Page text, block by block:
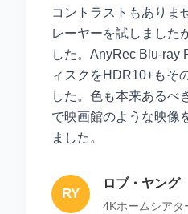
コントラストもありま
レーヤーを試しました
した。AnyRec Blu-ray
ィスクをHDR10+もそ
した。色も本来あるべ
で映画館のような映像
ました。
RY
ロブ・ヤング
4Kホームシアタ